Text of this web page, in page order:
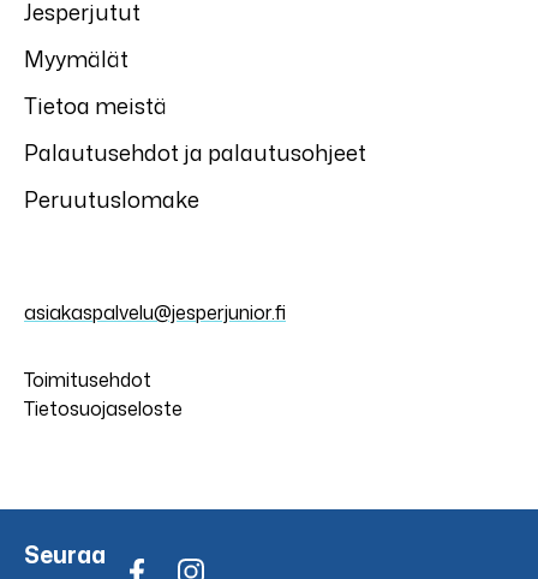
Jesperjutut
Myymälät
Tietoa meistä
Palautusehdot ja palautusohjeet
Peruutuslomake
asiakaspalvelu@jesperjunior.fi
Toimitusehdot
Tietosuojaseloste
Seuraa